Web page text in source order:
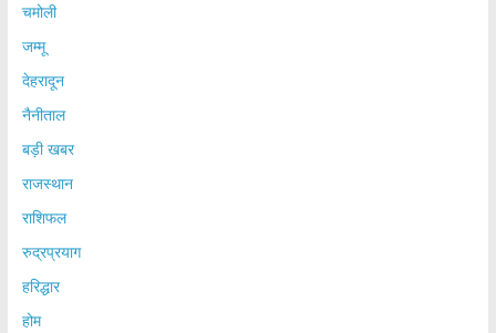
चमोली
जम्मू
देहरादून
नैनीताल
बड़ी खबर
राजस्थान
राशिफल
रुद्रप्रयाग
हरिद्धार
होम